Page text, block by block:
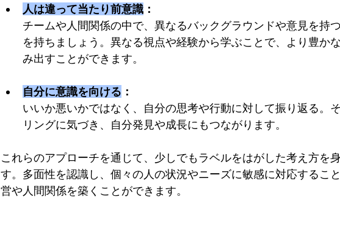
人は違って当たり前意識 ：
チームや人間関係の中で、異なるバックグラウンドや意見を持
を持ちましょう。異なる視点や経験から学ぶことで、より豊か
み出すことができます。
自分に意識を向ける ：
いいか悪いかではなく、自分の思考や行動に対して振り返る。
リングに気づき、自分発見や成長にもつながります。
これらのアプローチを通じて、少しでもラベルをはがした考え方を
す。多面性を認識し、個々の人の状況やニーズに敏感に対応するこ
営や人間関係を築くことができます。